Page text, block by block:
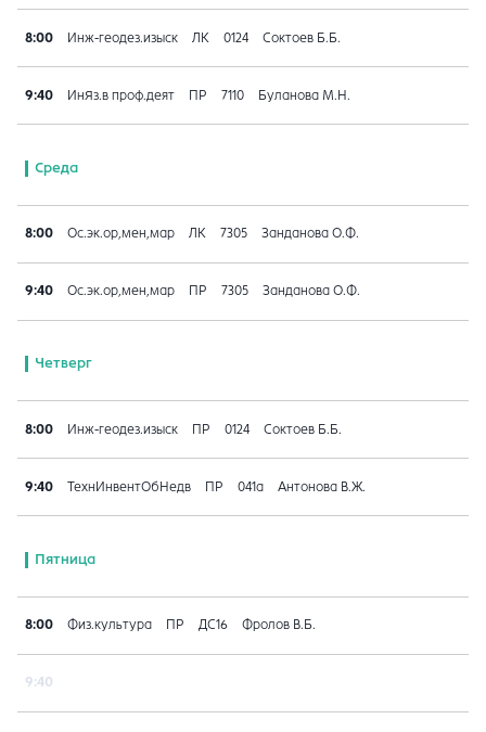
8:00 Инж-геодез.изыск ЛК 0124 Соктоев Б.Б.
9:40 ИнЯз.в проф.деят ПР 7110 Буланова М.Н.
Среда
8:00 Ос.эк.ор,мен,мар ЛК 7305 Занданова О.Ф.
9:40 Ос.эк.ор,мен,мар ПР 7305 Занданова О.Ф.
Четверг
8:00 Инж-геодез.изыск ПР 0124 Соктоев Б.Б.
9:40 ТехнИнвентОбНедв ПР 041a Антонова В.Ж.
Пятница
8:00 Физ.культура ПР ДС16 Фролов В.Б.
9:40